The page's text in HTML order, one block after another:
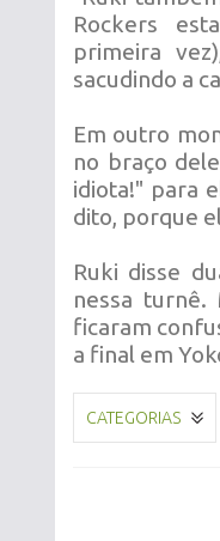
Rockers
primeira
sacudindo a
Em outro
no braço
idiota!" para
dito, porque
Ruki disse
nessa
ficaram
a final em
CATEGORIAS